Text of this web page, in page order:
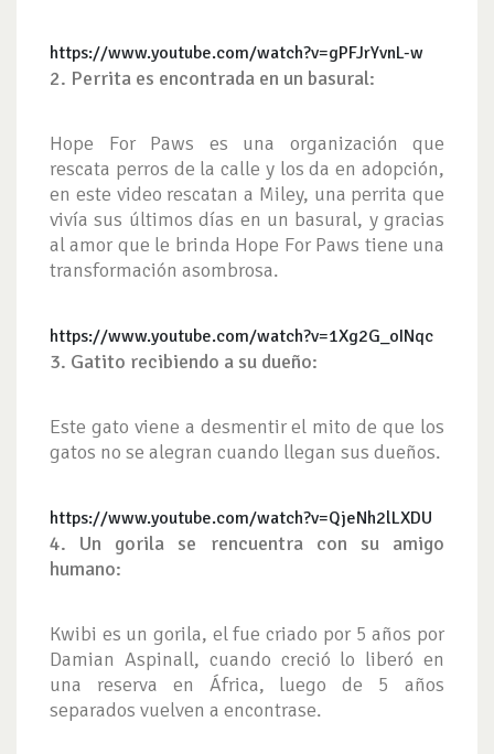
https://www.youtube.com/watch?v=gPFJrYvnL-w
2. Perrita es encontrada en un basural:
Hope For Paws es una organización que
rescata perros de la calle y los da en adopción,
en este video rescatan a Miley, una perrita que
vivía sus últimos días en un basural, y gracias
al amor que le brinda Hope For Paws tiene una
transformación asombrosa.
https://www.youtube.com/watch?v=1Xg2G_oINqc
3. Gatito recibiendo a su dueño:
Este gato viene a desmentir el mito de que los
gatos no se alegran cuando llegan sus dueños.
https://www.youtube.com/watch?v=QjeNh2lLXDU
4. Un gorila se rencuentra con su amigo
humano:
Kwibi es un gorila, el fue criado por 5 años por
Damian Aspinall, cuando creció lo liberó en
una reserva en África, luego de 5 años
separados vuelven a encontrase.